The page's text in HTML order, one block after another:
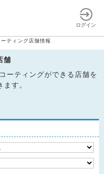
ログイン
ティング店舗情報
舗
ーティングができる店舗を
す。